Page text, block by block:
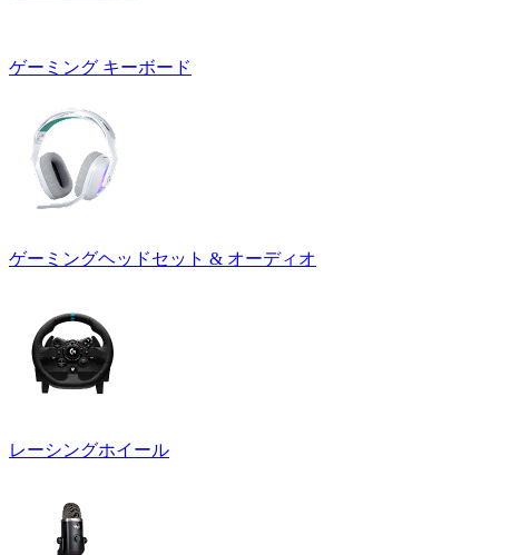
ゲーミング キーボード
ゲーミングヘッドセット & オーディオ
レーシングホイール